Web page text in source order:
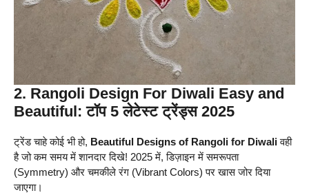
2. Rangoli Design For Diwali Easy and
Beautiful: टॉप 5 लेटेस्ट ट्रेंड्स 2025
ट्रेंड चाहे कोई भी हो, Beautiful Designs of Rangoli for Diwaliवही
है जो कम समय में शानदार दिखे! 2025 में, डिज़ाइन में समरूपता
(Symmetry) और चमकीले रंग (Vibrant Colors) पर खास जोर दिया
जाएगा।